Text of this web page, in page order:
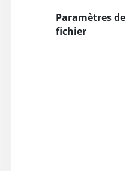
Paramètres de
fichier